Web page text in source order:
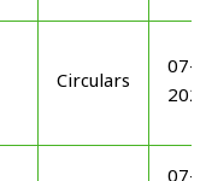
Circulars
07-